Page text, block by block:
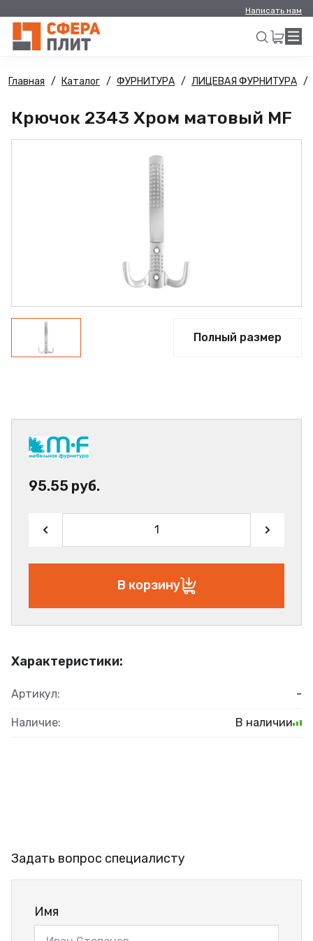
Написать нам
Искать
Главная Каталог ФУРНИТУРА ЛИЦЕВАЯ ФУРНИТУРА
Крючок 2343 Хром матовый MF
Полный размер
Характеристики:
Артикул: -
Наличие: В наличии
95.55 руб.
В корзину
Задать вопрос специалисту
Имя